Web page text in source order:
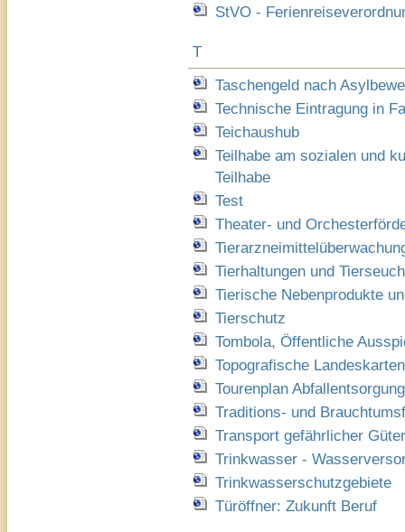
StVO -
T
Taschengeld nach
Technische Eintragung in
Teichaushub
Teilhabe am sozialen und
Teilhabe
Test
Theater- und
Tierhaltungen und
Tierische Nebenprodukte
Tierschutz
Tombola, Öffentliche
Topografische
Tourenplan Abfallentsorgung
Traditions- und
Transport gefährlicher Güter
Trinkwasser -
Trinkwasserschutzgebiete
Türöffner: Zukunft Beruf